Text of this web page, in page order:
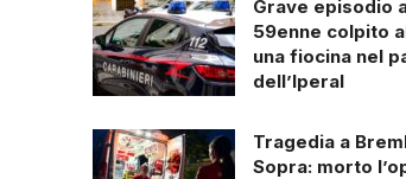
Grave episodio
59enne colpito
una fiocina nel
dell’Iperal
Tragedia a
Sopra: morto